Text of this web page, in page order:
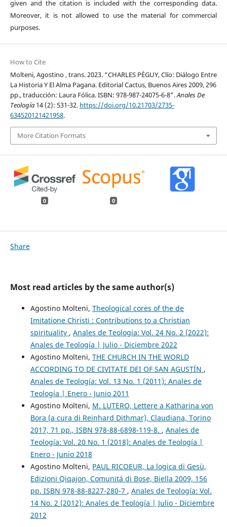
given and the citation is included with the corresponding data.
Moreover, it is not allowed to use the material for commercial
purposes.
How to Cite
Molteni, Agostino , trans. 2023. “CHARLES PÉGUY, Clío: Diálogo Entre
La Historia Y El Alma Pagana. Editorial Cactus, Buenos Aires 2009, 296
pp., traducción: Laura Fólica. ISBN: 978-987-24075-6-8”.Anales De
Teología14 (2): 531-32. https://doi.org/10.21703/2735-
634520121421958.
More Citation Formats
0 0
Share
Most read articles by the same author(s)
Agostino Molteni, Theological cores of the de
Imitatione Christi : Contributions to a Christian
spirituality , Anales de Teología: Vol. 24 No. 2 (2022):
Anales de Teología | Julio - Diciembre 2022
Agostino Molteni, THE CHURCH IN THE WORLD
ACCORDING TO DE CIVITATE DEI OF SAN AGUSTÍN ,
Anales de Teología: Vol. 13 No. 1 (2011): Anales de
Teología | Enero - Junio 2011
Agostino Molteni, M. LUTERO, Lettere a Katharina von
Bora (a cura di Reinhard Dithmar), Claudiana, Torino
2017, 71 pp., ISBN 978-88-6898-119-8. , Anales de
Teología: Vol. 20 No. 1 (2018): Anales de Teología |
Enero - Junio 2018
Agostino Molteni, PAUL RICOEUR, La logica di Gesù,
Edizioni Qiqajon, Comunitá di Bose, Biella 2009, 156
pp. ISBN 978-88-8227-280-7 , Anales de Teología: Vol.
14 No. 2 (2012): Anales de Teología | Julio - Diciembre
2012